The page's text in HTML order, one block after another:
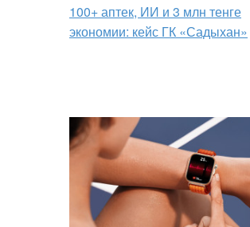
100+ аптек, ИИ и 3 млн тенге
экономии: кейс ГК «Садыхан»